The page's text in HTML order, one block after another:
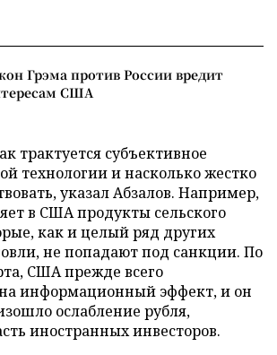
Грэма против России вредит
США
трактуется субъективное
технологии и насколько жестко
указал Абзалов. Например,
в США продукты сельского
как и целый ряд других
не попадают под санкции. По
США прежде всего
информационный эффект, и он
ослабление рубля,
иностранных инвесторов.